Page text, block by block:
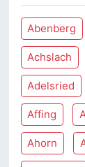
Abenberg
Achslach
Adelsried
Affing
Ahorn